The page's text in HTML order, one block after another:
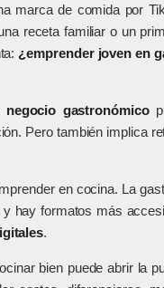
marca de comida por
receta familiar o un
¿emprender joven en
negocio gastronómico
Pero también implica
en cocina. La
hay formatos más
.
bien puede abrir la